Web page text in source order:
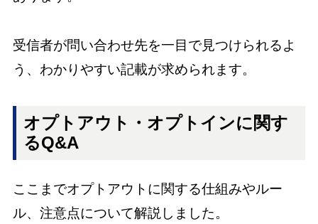
受信者が問い合わせ先を一目で見つけられるよ
う、わかりやすい記載が求められます。
オプトアウト・オプトインに関す
るQ&A
ここまでオプトアウトに関する仕組みやルー
ル、注意点について解説しました。